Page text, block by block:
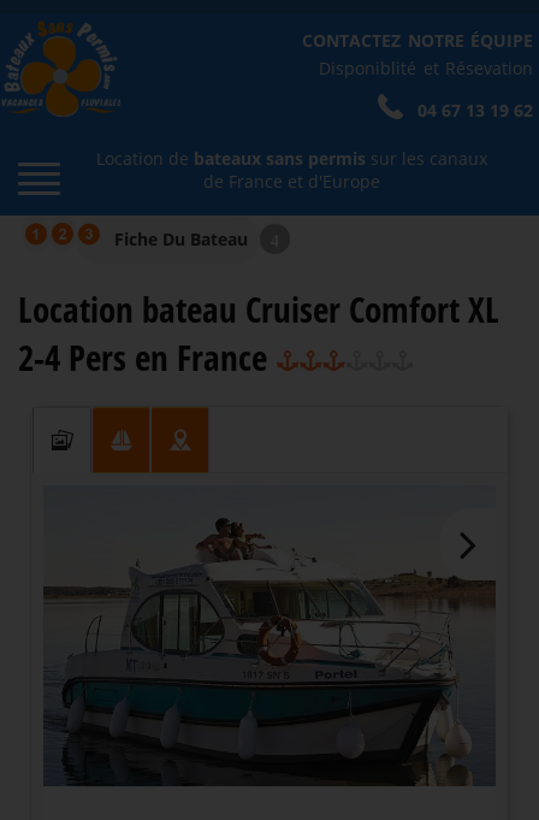
CONTACTEZ NOTRE ÉQUIPE
Disponiblité et Résevation
04 67 13 19 62
Location de bateaux sans permis sur les canaux
de France et d'Europe
Fiche Du Bateau
Location bateau Cruiser Comfort XL
2-4 Pers en France